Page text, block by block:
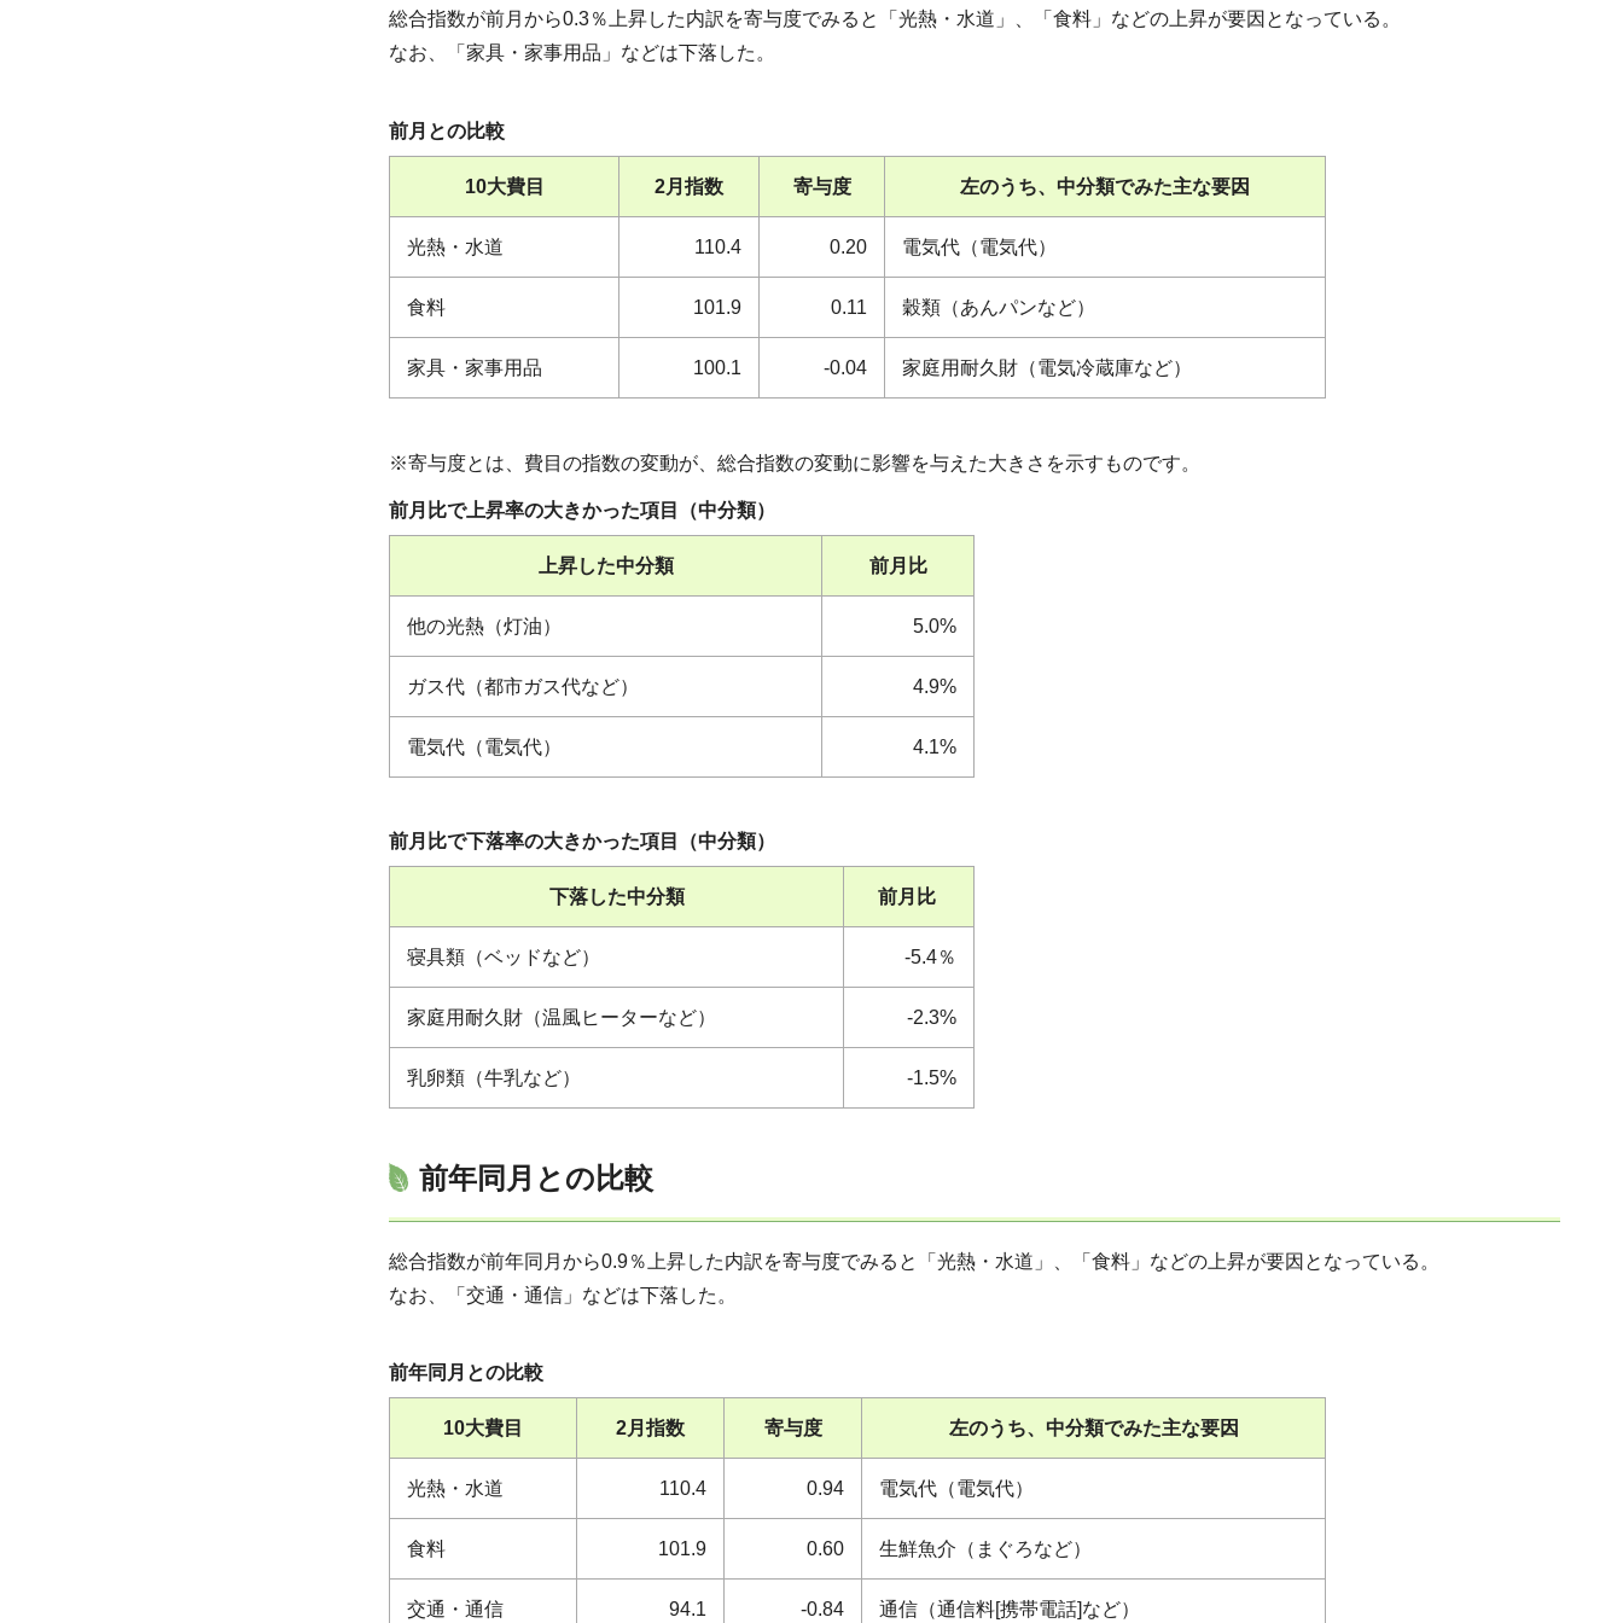
総合指数が前月から0.3％上昇した内訳を寄与度でみると「光熱・水道」、「食料」などの上昇が要因となっている。
なお、「家具・家事用品」などは下落した。
前月との比較
10大費目 2月指数 寄与度 左のうち、中分類でみた主な要因
光熱・水道 110.4 0.20 電気代（電気代）
食料 101.9 0.11 穀類（あんパンなど）
家具・家事用品 100.1 -0.04 家庭用耐久財（電気冷蔵庫など）
※寄与度とは、費目の指数の変動が、総合指数の変動に影響を与えた大きさを示すものです。
前月比で上昇率の大きかった項目（中分類）
上昇した中分類 前月比
他の光熱（灯油） 5.0%
ガス代（都市ガス代など） 4.9%
電気代（電気代） 4.1%
前月比で下落率の大きかった項目（中分類）
下落した中分類 前月比
寝具類（ベッドなど） -5.4％
家庭用耐久財（温風ヒーターなど） -2.3%
乳卵類（牛乳など） -1.5%
前年同月との比較
総合指数が前年同月から0.9％上昇した内訳を寄与度でみると「光熱・水道」、「食料」などの上昇が要因となっている。
なお、「交通・通信」などは下落した。
前年同月との比較
10大費目 2月指数 寄与度 左のうち、中分類でみた主な要因
光熱・水道 110.4 0.94 電気代（電気代）
食料 101.9 0.60 生鮮魚介（まぐろなど）
交通・通信 94.1 -0.84 通信（通信料[携帯電話]など）